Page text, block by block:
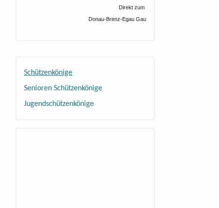
Schützenkönige
Senioren Schützenkönige
Jugendschützenkönige
Direkt zum
Donau-Brenz-Egau Gau